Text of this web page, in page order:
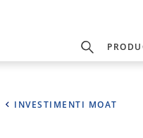
INVESTIMENTI MOAT